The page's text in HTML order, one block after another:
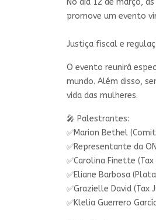
promove um evento
Justiça fiscal e
O evento reunirá
mundo. Além disso,
vida das mulheres.
🎤 Palestrantes:
✅Marion Bethel
✅Representante da
✅Carolina Finette
✅Eliane Barbosa
✅Grazielle David
✅Klelia Guerrero